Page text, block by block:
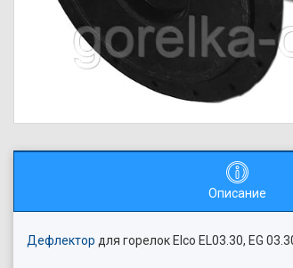
Описание
Дефлектор для горелок Elco EL03.30, EG